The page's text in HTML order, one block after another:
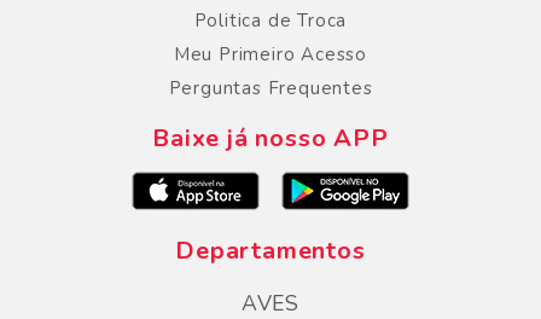
Politica de Troca
Meu Primeiro Acesso
Perguntas Frequentes
Baixe já nosso APP
Departamentos
AVES